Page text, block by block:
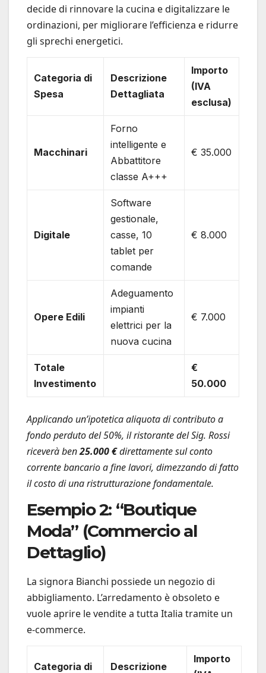
decide di rinnovare la cucina e digitalizzare le
ordinazioni, per migliorare l’efficienza e ridurre
gli sprechi energetici.
Categoria di
Spesa
Descrizione
Dettagliata
Importo
(IVA
esclusa)
Macchinari
Forno
intelligente e
Abbattitore
classe A+++
€ 35.000
Digitale
Software
gestionale,
casse, 10
tablet per
comande
€ 8.000
Opere Edili
Adeguamento
impianti
elettrici per la
nuova cucina
€ 7.000
Totale
Investimento
€
50.000
Applicando un’ipotetica aliquota di contributo a
fondo perduto del 50%, il ristorante del Sig. Rossi
riceverà ben25.000 €direttamente sul conto
corrente bancario a fine lavori, dimezzando di fatto
il costo di una ristrutturazione fondamentale.
Esempio 2: “Boutique
Moda” (Commercio al
Dettaglio)
La signora Bianchi possiede un negozio di
abbigliamento. L’arredamento è obsoleto e
vuole aprire le vendite a tutta Italia tramite un
e-commerce.
Categoria di Descrizione
Importo